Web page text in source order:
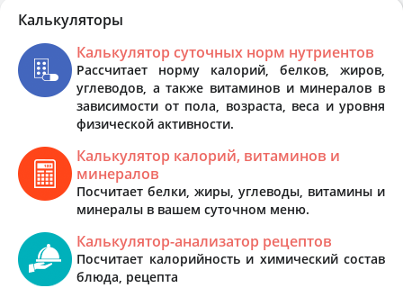
Калькуляторы
Калькулятор суточных норм нутриентов
Рассчитает норму калорий, белков, жиров,
углеводов, а также витаминов и минералов в
зависимости от пола, возраста, веса и уровня
физической активности.
Калькулятор калорий, витаминов и
минералов
Посчитает белки, жиры, углеводы, витамины и
минералы в вашем суточном меню.
Калькулятор-анализатор рецептов
Посчитает калорийность и химический состав
блюда, рецепта